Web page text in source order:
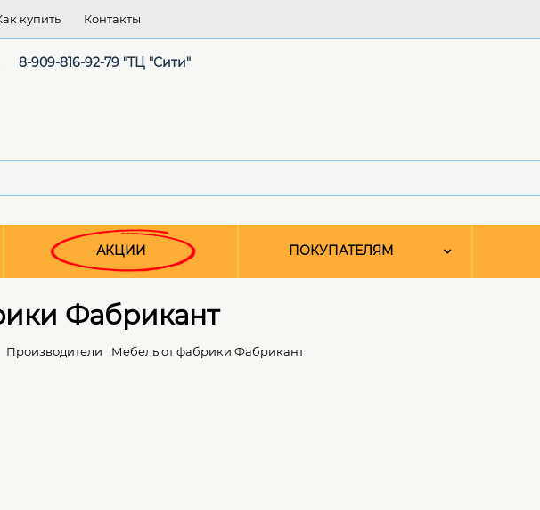
купить Контакты
8-909-816-92-79 "ТЦ "Сити"
АКЦИИ ПОКУПАТЕЛЯМ
Фабрикант
Производители Мебель от фабрики Фабрикант